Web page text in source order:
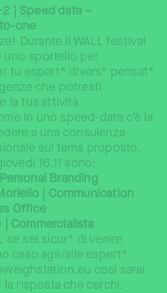
| Speed date –
one
Durante il WALL festival
uno sportello per
tu espert* divers* pensat*
che potresti
la tua attività
in uno speed-date c’è la
a una consulenza
sul tema proposto.
16.11 sono:
Branding
| Communication
Office
| Commercialista
se sei sicur* di venire
caso agli/alle espert*
così sarai
risposta che cerchi.